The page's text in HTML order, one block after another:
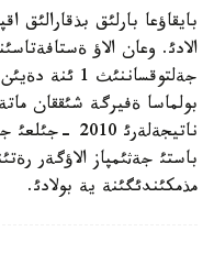
بايقاؤعا بارلئق بذقارالئق
بولماسا ةفيرگة شئققان
ناتيجةلةرئ
باستئ جةثئمپاز الاؤگةر
مذمكئندئگئنة ية بولادئ.